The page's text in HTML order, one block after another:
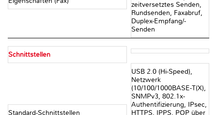
zeitversetztes Senden,
Rundsenden, Faxabruf,
Duplex-Empfang/-
Senden
Schnittstellen
Standard-Schnittstellen
USB 2.0 (Hi-Speed),
Netzwerk
(10/100/1000BASE-T(X),
SNMPv3, 802.1x-
Authentifizierung, IPsec,
HTTPS, IPPS, POP über